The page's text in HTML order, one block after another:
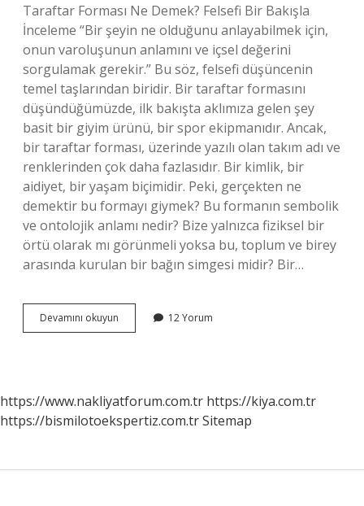
Taraftar Forması Ne Demek? Felsefi Bir Bakışla
İnceleme “Bir şeyin ne olduğunu anlayabilmek için,
onun varoluşunun anlamını ve içsel değerini
sorgulamak gerekir.” Bu söz, felsefi düşüncenin
temel taşlarından biridir. Bir taraftar formasını
düşündüğümüzde, ilk bakışta aklımıza gelen şey
basit bir giyim ürünü, bir spor ekipmanıdır. Ancak,
bir taraftar forması, üzerinde yazılı olan takım adı ve
renklerinden çok daha fazlasıdır. Bir kimlik, bir
aidiyet, bir yaşam biçimidir. Peki, gerçekten ne
demektir bu formayı giymek? Bu formanın sembolik
ve ontolojik anlamı nedir? Bize yalnızca fiziksel bir
örtü olarak mı görünmeli yoksa bu, toplum ve birey
arasında kurulan bir bağın simgesi midir? Bir…
Devamını okuyun Taraftar
forması
12 Yorum
https://www.nakliyatforum.com.tr https://kiya.com.tr
https://bismilotoekspertiz.com.trSitemap